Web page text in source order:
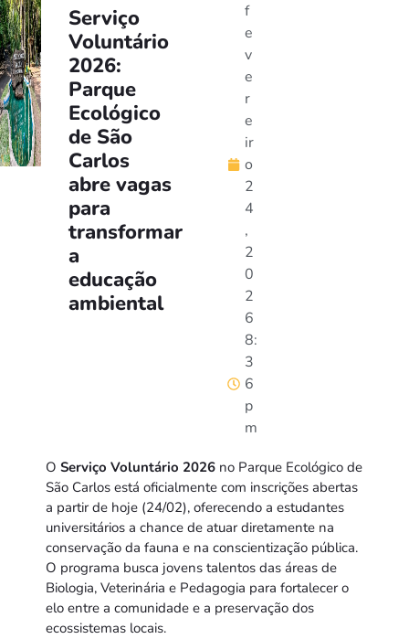
Serviço
Voluntário
2026:
Parque
Ecológico
de São
Carlos
abre vagas
para
transformar
a
educação
ambiental
f
e
v
e
r
e
ir
o
2
4
,
2
0
2
6
8:
3
6
p
m
O Serviço Voluntário 2026 no Parque Ecológico de
São Carlos está oficialmente com inscrições abertas
a partir de hoje (24/02), oferecendo a estudantes
universitários a chance de atuar diretamente na
conservação da fauna e na conscientização pública.
O programa busca jovens talentos das áreas de
Biologia, Veterinária e Pedagogia para fortalecer o
elo entre a comunidade e a preservação dos
ecossistemas locais.